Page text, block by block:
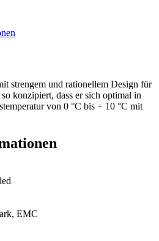
strengem und rationellem Design für
konzipiert, dass er sich optimal in
von 0 °C bis + 10 °C mit
EMC